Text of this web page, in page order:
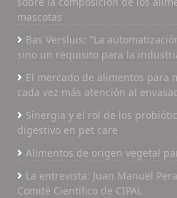
mascotas
Bas Versluis: "La
sino un requisito para la
El mercado de alimentos para
cada vez más atención al
Sinergia y el rol de los
digestivo en pet care
Alimentos de origen vegetal
La entrevista: Juan Manuel
Comité Científico de CIPAL